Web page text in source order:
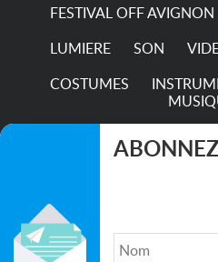
FESTIVAL OFF AVIGNON
LUMIERE SON
COSTUMES
TRANSPORTS